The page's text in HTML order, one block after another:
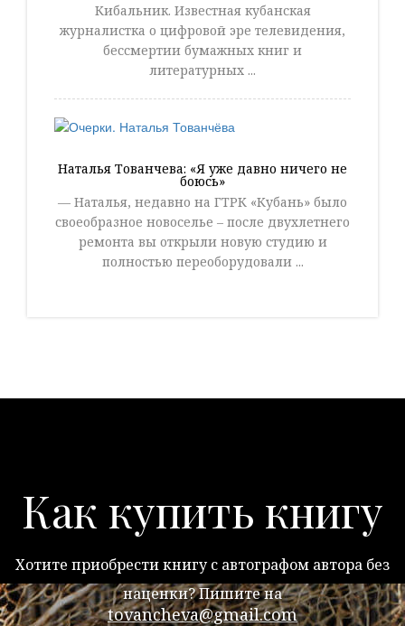
Кибальник. Известная кубанская
журналистка о цифровой эре телевидения,
бессмертии бумажных книг и
литературных ...
Наталья Тованчева: «Я уже давно ничего не
боюсь»
— Наталья, недавно на ГТРК «Кубань» было
своеобразное новоселье – после двухлетнего
ремонта вы открыли новую студию и
полностью переоборудовали ...
Как купить книгу
Хотите приобрести книгу с автографом автора без
наценки? Пишите на
tovancheva@gmail.com